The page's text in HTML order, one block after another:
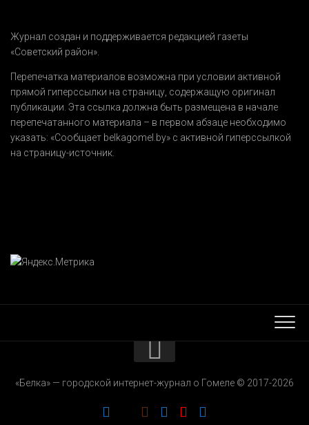
Журнал создан и поддерживается редакцией газеты
«Советский район».
Перепечатка материалов возможна при условии активной
прямой гиперссылки на страницу, содержащую оригинал
публикации. Эта ссылка должна быть размещена в начале
перепечатанного материала – в первом абзаце необходимо
указать: «Сообщает belkagomel.by» с активной гиперссылкой
на страницу-источник.
РЕКЛАМОДАТЕЛЯМ
«Белка» — городской интернет-журнал о Гомеле © 2017-2026